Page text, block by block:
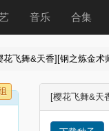
音乐 合集
花飞舞&天香][钢之炼金
[樱花飞舞&天